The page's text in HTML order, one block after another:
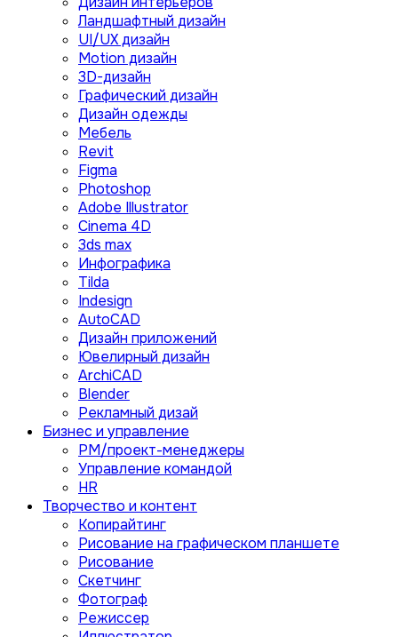
Ландшафтный дизайн
UI/UX дизайн
Motion дизайн
3D-дизайн
Графический дизайн
Дизайн одежды
Мебель
Revit
Figma
Photoshop
Adobe Illustrator
Сinema 4D
3ds max
Инфографика
Tilda
Indesign
AutoCAD
Дизайн приложений
Ювелирный дизайн
ArchiCAD
Blender
Рекламный дизай
Бизнес и управление
PM/проект-менеджеры
Управление командой
HR
Творчество и контент
Копирайтинг
Рисование на графическом планшете
Рисование
Скетчинг
Фотограф
Режиссер